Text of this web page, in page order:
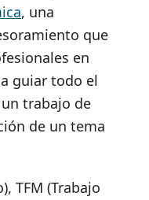
, una
que
en
guiar todo el
trabajo de
de un tema
TFM (Trabajo